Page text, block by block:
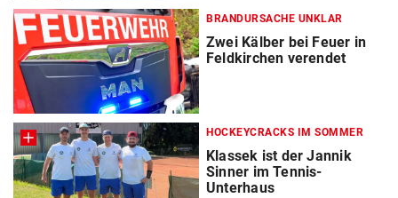
BRANDURSACHE UNKLAR
Zwei Kälber bei Feuer in
Feldkirchen verendet
HOCKEYCRACKS IM SOMMER
Klassek ist der Jannik
Sinner im Tennis-
Unterhaus